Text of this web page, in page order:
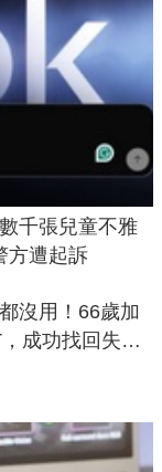
千張兒童不雅
方遭起訴
沒用！66歲加
成功找回失散